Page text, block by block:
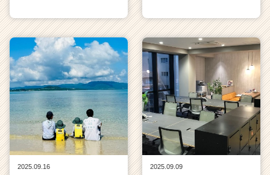
2025.09.16
2025.09.09